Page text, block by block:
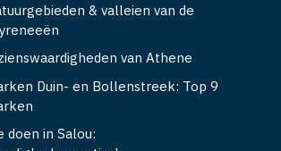
& valleien van de
van Athene
Duin- en Bollenstreek: Top 9
doen in Salou: